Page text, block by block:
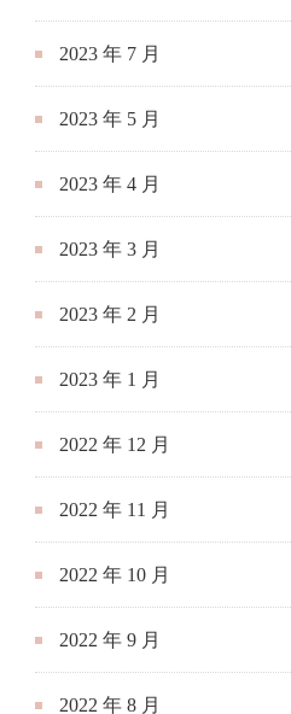
2023 年 7 月
2023 年 5 月
2023 年 4 月
2023 年 3 月
2023 年 2 月
2023 年 1 月
2022 年 12 月
2022 年 11 月
2022 年 10 月
2022 年 9 月
2022 年 8 月